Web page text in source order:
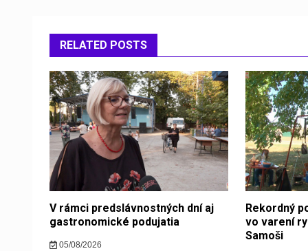
RELATED POSTS
V rámci predslávnostných dní aj
gastronomické podujatia
05/08/2026
Rekordný
vo varení
Samoši